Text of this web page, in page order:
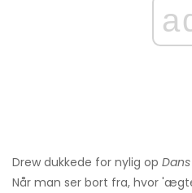
Drew dukkede for nylig op
Når man ser bort fra, hvor